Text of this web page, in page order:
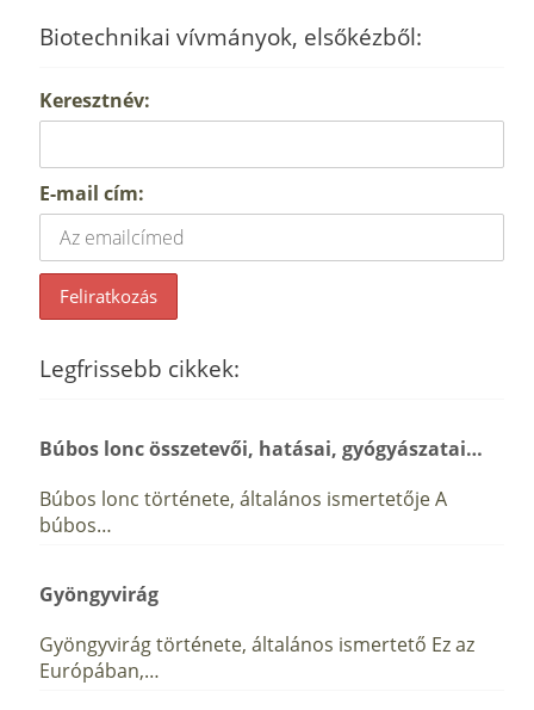
Biotechnikai vívmányok, elsőkézből:
Keresztnév:
E-mail cím:
Legfrissebb cikkek:
Búbos lonc összetevői, hatásai, gyógyászatai…
Búbos lonc története, általános ismertetője A
búbos…
Gyöngyvirág
Gyöngyvirág története, általános ismertető Ez az
Európában,…